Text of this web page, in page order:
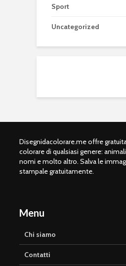
Sport
Uncategorized
Disegnidacolorare.me offre
colorare di qualsiasi genere:
nomi e molto altro. Salva le
stampale gratuitamente.
Menu
Chi siamo
Contatti